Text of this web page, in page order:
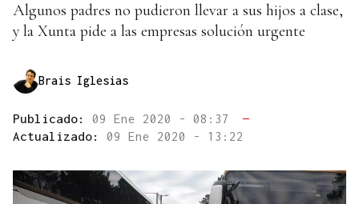
Algunos padres no pudieron llevar a sus hijos a clase,
y la Xunta pide a las empresas solución urgente
Brais Iglesias
Publicado: 09 Ene 2020 - 08:37
—
Actualizado: 09 Ene 2020 - 13:22